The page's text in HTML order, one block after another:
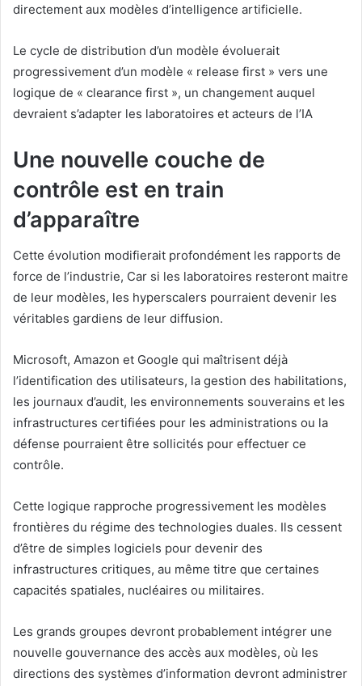
directement aux modèles d’intelligence artificielle.
Le cycle de distribution d’un modèle évoluerait
progressivement d’un modèle « release first » vers une
logique de « clearance first », un changement auquel
devraient s’adapter les laboratoires et acteurs de l’IA
Une nouvelle couche de
contrôle est en train
d’apparaître
Cette évolution modifierait profondément les rapports de
force de l’industrie, Car si les laboratoires resteront maitre
de leur modèles, les hyperscalers pourraient devenir les
véritables gardiens de leur diffusion.
Microsoft, Amazon et Google qui maîtrisent déjà
l’identification des utilisateurs, la gestion des habilitations,
les journaux d’audit, les environnements souverains et les
infrastructures certifiées pour les administrations ou la
défense pourraient être sollicités pour effectuer ce
contrôle.
Cette logique rapproche progressivement les modèles
frontières du régime des technologies duales. Ils cessent
d’être de simples logiciels pour devenir des
infrastructures critiques, au même titre que certaines
capacités spatiales, nucléaires ou militaires.
Les grands groupes devront probablement intégrer une
nouvelle gouvernance des accès aux modèles, où les
directions des systèmes d’information devront administrer